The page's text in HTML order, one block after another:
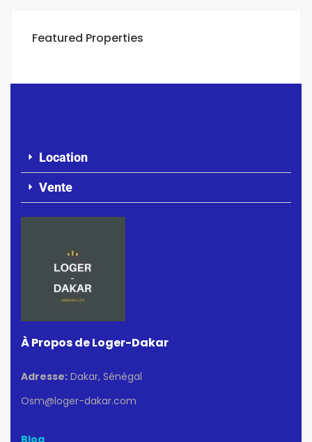
Featured Properties
Location
Vente
À Propos de Loger-Dakar
Adresse: Dakar, Sénégal
Osm@loger-dakar.com